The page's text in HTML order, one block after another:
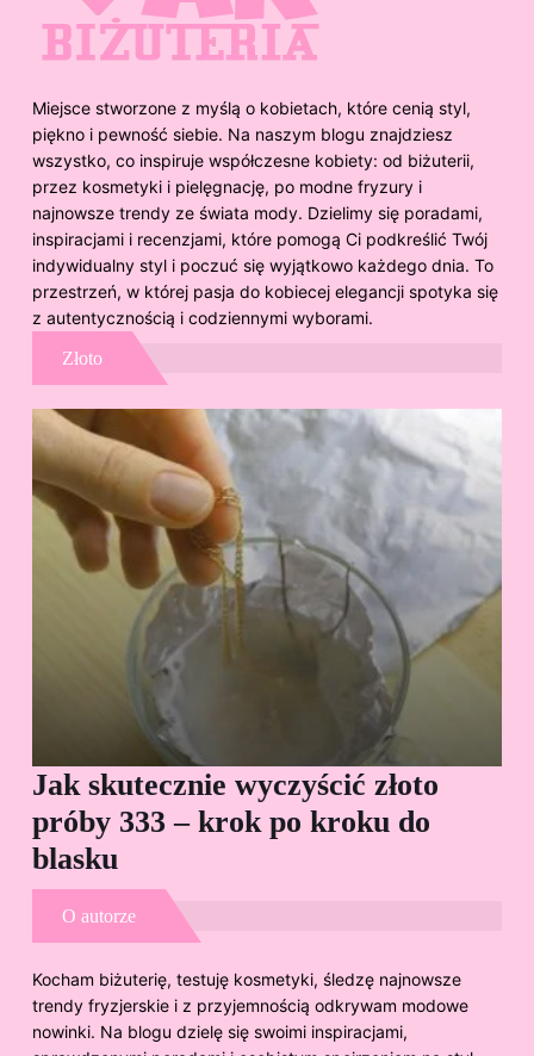
Miejsce stworzone z myślą o kobietach, które cenią styl,
piękno i pewność siebie. Na naszym blogu znajdziesz
wszystko, co inspiruje współczesne kobiety: od biżuterii,
przez kosmetyki i pielęgnację, po modne fryzury i
najnowsze trendy ze świata mody. Dzielimy się poradami,
inspiracjami i recenzjami, które pomogą Ci podkreślić Twój
indywidualny styl i poczuć się wyjątkowo każdego dnia. To
przestrzeń, w której pasja do kobiecej elegancji spotyka się
z autentycznością i codziennymi wyborami.
Złoto
Jak skutecznie wyczyścić złoto
próby 333 – krok po kroku do
blasku
O autorze
Kocham biżuterię, testuję kosmetyki, śledzę najnowsze
trendy fryzjerskie i z przyjemnością odkrywam modowe
nowinki. Na blogu dzielę się swoimi inspiracjami,